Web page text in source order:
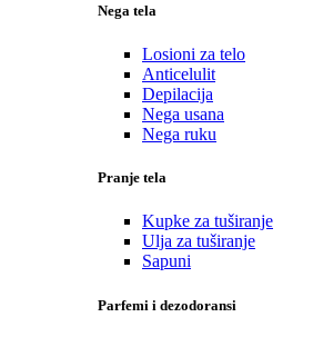
Nega tela
Losioni za telo
Anticelulit
Depilacija
Nega usana
Nega ruku
Pranje tela
Kupke za tuširanje
Ulja za tuširanje
Sapuni
Parfemi i dezodoransi